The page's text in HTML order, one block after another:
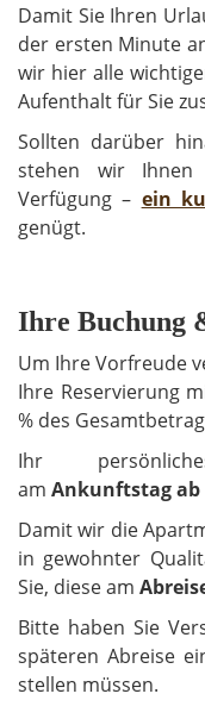
Damit Sie Ihren
der ersten Minute
wir hier alle
Aufenthalt für Sie
Sollten darüber
stehen wir Ihnen
Verfügung – ein
genügt.
Ihre Buchung
Um Ihre Vorfreude
Ihre Reservierung
% des
Ihr
am Ankunftstag ab
Damit wir die
in gewohnter
Sie, diese am
Bitte haben Sie
späteren Abreise
stellen müssen.